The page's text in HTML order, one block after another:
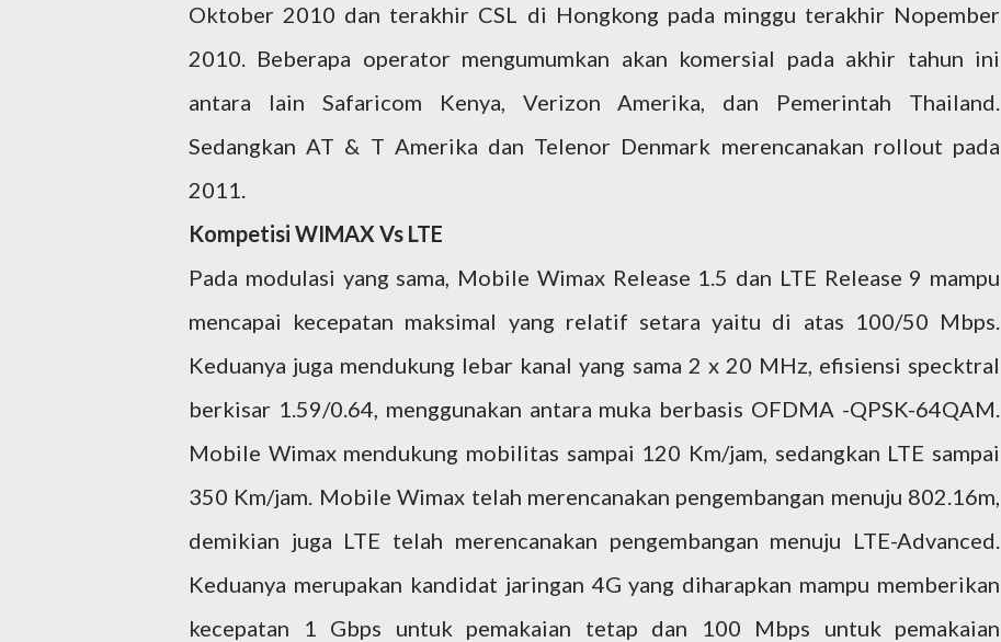
Oktober 2010 dan terakhir CSL di Hongkong pada minggu terakhir Nopember
2010. Beberapa operator mengumumkan akan komersial pada akhir tahun ini
antara lain Safaricom Kenya, Verizon Amerika, dan Pemerintah Thailand.
Sedangkan AT & T Amerika dan Telenor Denmark merencanakan rollout pada
2011.
Kompetisi WIMAX Vs LTE
Pada modulasi yang sama, Mobile Wimax Release 1.5 dan LTE Release 9 mampu
mencapai kecepatan maksimal yang relatif setara yaitu di atas 100/50 Mbps.
Keduanya juga mendukung lebar kanal yang sama 2 x 20 MHz, efisiensi specktral
berkisar 1.59/0.64, menggunakan antara muka berbasis OFDMA -QPSK-64QAM.
Mobile Wimax mendukung mobilitas sampai 120 Km/jam, sedangkan LTE sampai
350 Km/jam. Mobile Wimax telah merencanakan pengembangan menuju 802.16m,
demikian juga LTE telah merencanakan pengembangan menuju LTE-Advanced.
Keduanya merupakan kandidat jaringan 4G yang diharapkan mampu memberikan
kecepatan 1 Gbps untuk pemakaian tetap dan 100 Mbps untuk pemakaian